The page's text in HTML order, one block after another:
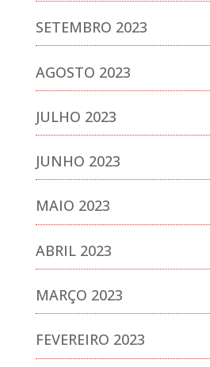
SETEMBRO 2023
AGOSTO 2023
JULHO 2023
JUNHO 2023
MAIO 2023
ABRIL 2023
MARÇO 2023
FEVEREIRO 2023